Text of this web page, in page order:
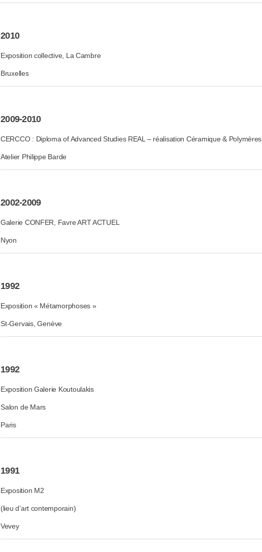
2010
Exposition collective, La Cambre
Bruxelles
2009-2010
CERCCO : Diploma of Advanced Studies REAL – réalisation Céramique & Polymères.
Atelier Philippe Barde
2002-2009
Galerie CONFER, Favre ART ACTUEL
Nyon
1992
Exposition « Métamorphoses »
St-Gervais, Genève
1992
Exposition Galerie Koutoulakis
Salon de Mars
Paris
1991
Exposition M2
(lieu d’art contemporain)
Vevey